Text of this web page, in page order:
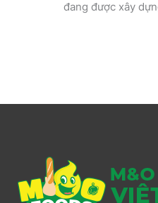
đang được xây